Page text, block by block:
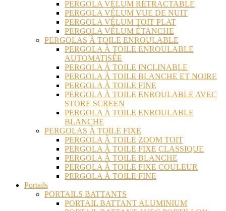
PERGOLA VÉLUM RÉTRACTABLE
PERGOLA VÉLUM VUE DE NUIT
PERGOLA VÉLUM TOIT PLAT
PERGOLA VÉLUM ÉTANCHE
PERGOLAS À TOILE ENROULABLE
PERGOLA À TOILE ENROULABLE
AUTOMATISÉE
PERGOLA À TOILE INCLINABLE
PERGOLA À TOILE BLANCHE ET NOIRE
PERGOLA À TOILE FINE
PERGOLA À TOILE ENROULABLE AVEC
STORE SCREEN
PERGOLA À TOILE ENROULABLE
BLANCHE
PERGOLAS À TOILE FIXE
PERGOLA À TOILE ZOOM TOIT
PERGOLA À TOILE FIXE CLASSIQUE
PERGOLA À TOILE BLANCHE
PERGOLA À TOILE FIXE COULEUR
PERGOLA À TOILE FINE
Portails
PORTAILS BATTANTS
PORTAIL BATTANT ALUMINIUM